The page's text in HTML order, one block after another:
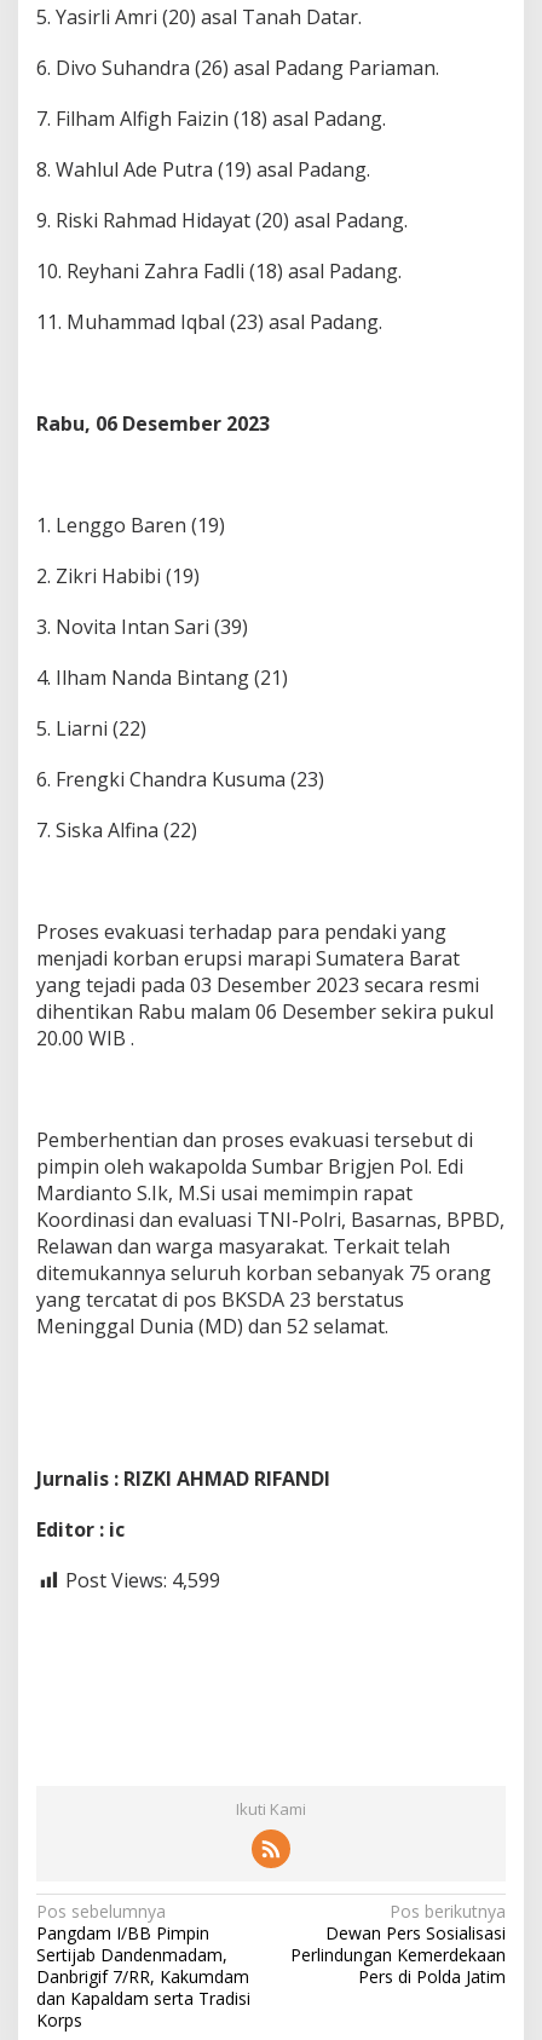
5. Yasirli Amri (20) asal Tanah Datar.
6. Divo Suhandra (26) asal Padang Pariaman.
7. Filham Alfigh Faizin (18) asal Padang.
8. Wahlul Ade Putra (19) asal Padang.
9. Riski Rahmad Hidayat (20) asal Padang.
10. Reyhani Zahra Fadli (18) asal Padang.
11. Muhammad Iqbal (23) asal Padang.
Rabu, 06 Desember 2023
1. Lenggo Baren (19)
2. Zikri Habibi (19)
3. Novita Intan Sari (39)
4. Ilham Nanda Bintang (21)
5. Liarni (22)
6. Frengki Chandra Kusuma (23)
7. Siska Alfina (22)
Proses evakuasi terhadap para pendaki yang
menjadi korban erupsi marapi Sumatera Barat
yang tejadi pada 03 Desember 2023 secara resmi
dihentikan Rabu malam 06 Desember sekira pukul
20.00 WIB .
Pemberhentian dan proses evakuasi tersebut di
pimpin oleh wakapolda Sumbar Brigjen Pol. Edi
Mardianto S.Ik, M.Si usai memimpin rapat
Koordinasi dan evaluasi TNI-Polri, Basarnas, BPBD,
Relawan dan warga masyarakat. Terkait telah
ditemukannya seluruh korban sebanyak 75 orang
yang tercatat di pos BKSDA 23 berstatus
Meninggal Dunia (MD) dan 52 selamat.
Jurnalis : RIZKI AHMAD RIFANDI
Editor : ic
Post Views: 4,599
Ikuti Kami
N
a
v
i
Pos sebelumnya
Pangdam I/BB Pimpin
Sertijab Dandenmadam,
Danbrigif 7/RR, Kakumdam
dan Kapaldam serta Tradisi
Korps
Pos berikutnya
Dewan Pers Sosialisasi
Perlindungan Kemerdekaan
Pers di Polda Jatim